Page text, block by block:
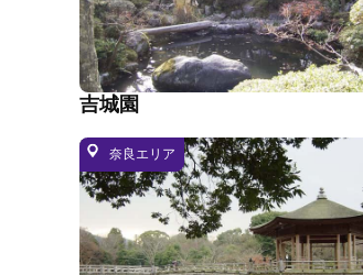
吉城園
奈良エリア